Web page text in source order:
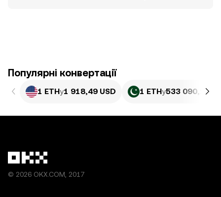
Популярні конвертації
1 ETHу1 918,49 USD 1 ETHу533 090,1
© 2026 OKX.COM, 2017